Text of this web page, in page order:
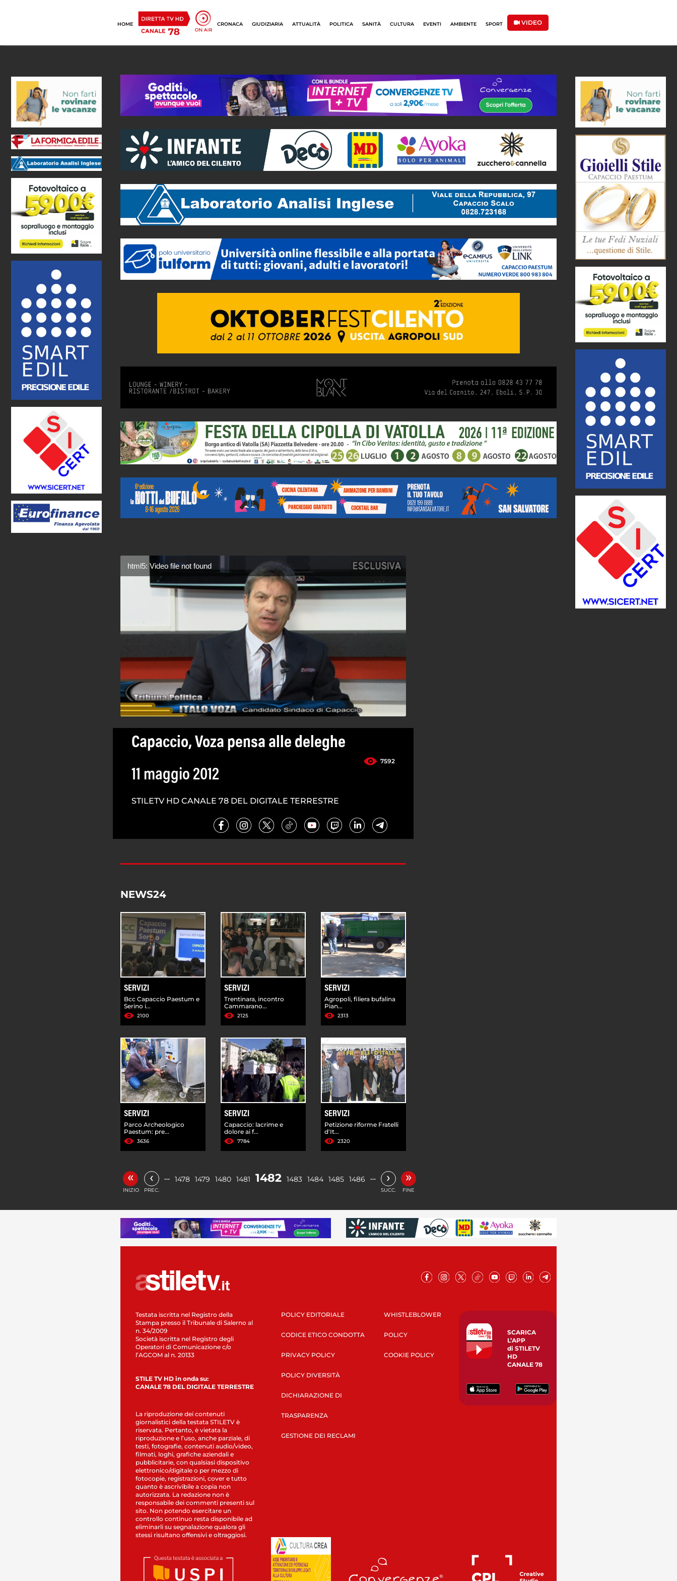
HOME CRONACA GIUDIZIARIA ATTUALITÀ POLITICA SANITÀ CULTURA EVENTI AMBIENTE SPORT VIDEO
html5: Video file not found
Capaccio, Voza pensa alle deleghe
7592
11 maggio 2012
STILETV HD CANALE 78 DEL DIGITALE TERRESTRE
NEWS24
SERVIZI
Bcc Capaccio Paestum e
Serino i...
2100
SERVIZI
Trentinara, incontro
Cammarano...
2125
SERVIZI
Agropoli, filiera bufalina
Pian...
2313
SERVIZI
Parco Archeologico
Paestum: pre...
3636
SERVIZI
Capaccio: lacrime e
dolore ai f...
7784
SERVIZI
Petizione riforme Fratelli
d'It...
2320
«
INIZIO
‹
PREC.
… 1478 1479 1480 1481 1482 1483 1484 1485 1486 … ›
SUCC.
»
FINE
Testata iscritta nel Registro della
Stampa presso il Tribunale di Salerno al
n. 34/2009
Società iscritta nel Registro degli
Operatori di Comunicazione c/o
l’AGCOM al n. 20133
STILE TV HD in onda su:
CANALE 78 DEL DIGITALE TERRESTRE
La riproduzione dei contenuti
giornalistici della testata STILETV è
riservata. Pertanto, è vietata la
riproduzione e l’uso, anche parziale, di
testi, fotografie, contenuti audio/video,
filmati, loghi, grafiche aziendali e
pubblicitarie, con qualsiasi dispositivo
elettronico/digitale o per mezzo di
fotocopie, registrazioni, cover e tutto
quanto è ascrivibile a copia non
autorizzata. La redazione non è
responsabile dei commenti presenti sul
sito. Non potendo esercitare un
controllo continuo resta disponibile ad
eliminarli su segnalazione qualora gli
stessi risultano offensivi e oltraggiosi.
POLICY EDITORIALE
CODICE ETICO CONDOTTA
PRIVACY POLICY
POLICY DIVERSITÀ
DICHIARAZIONE DI
TRASPARENZA
GESTIONE DEI RECLAMI
WHISTLEBLOWER
POLICY
COOKIE POLICY
SCARICA
L’APP
di STILETV
HD
CANALE 78